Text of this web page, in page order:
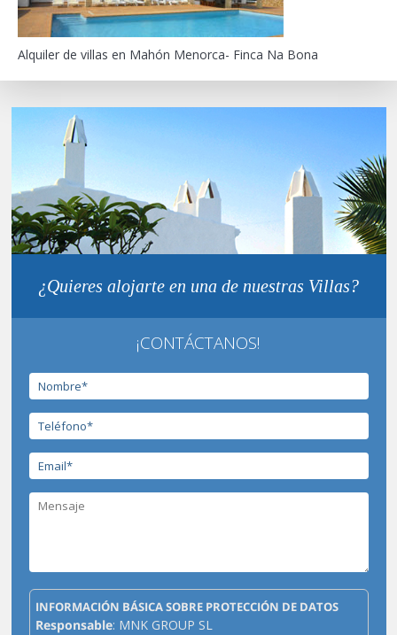
Alquiler de villas en Mahón Menorca- Finca Na Bona
¿Quieres alojarte en una de nuestras Villas?
¡CONTÁCTANOS!
INFORMACIÓN BÁSICA SOBRE PROTECCIÓN DE DATOS
Responsable: MNK GROUP SL